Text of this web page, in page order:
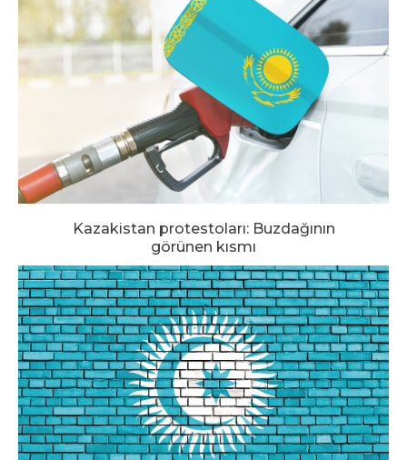
Kazakistan protestoları: Buzdağının
görünen kısmı